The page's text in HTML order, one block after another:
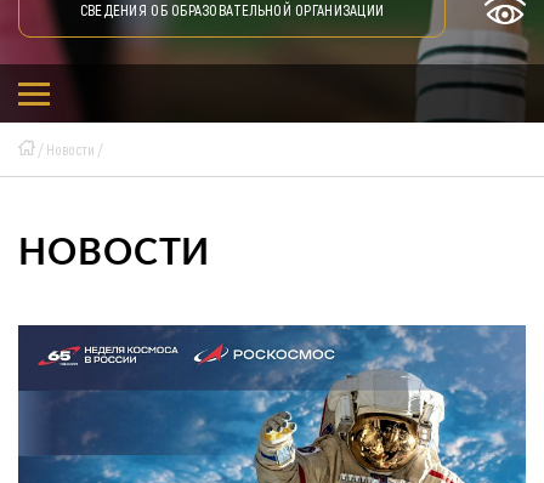
СВЕДЕНИЯ ОБ ОБРАЗОВАТЕЛЬНОЙ ОРГАНИЗАЦИИ
Новости
НОВОСТИ